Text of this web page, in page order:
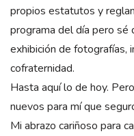
propios estatutos y
programa del día pero sé
exhibición de fotografías,
cofraternidad.
Hasta aquí lo de hoy.
nuevos para mí que
Mi abrazo cariñoso para